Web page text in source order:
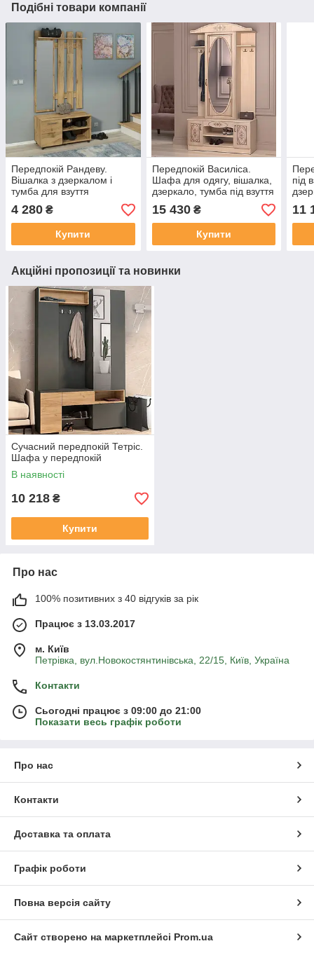
Подібні товари компанії
Передпокій Рандеву.
Вішалка з дзеркалом і
тумба для взуття
4 280 ₴
Купити
Передпокій Василіса.
Шафа для одягу, вішалка,
дзеркало, тумба під взуття
15 430₴
Купити
під
11
Акційні пропозиції та новинки
Сучасний передпокій Тетріс.
Шафа у передпокій
В наявності
10 218 ₴
Купити
Про нас
100% позитивних з 40 відгуків за рік
Працює з 13.03.2017
м. Київ
Петрівка, вул.Новокостянтинівська, 22/15, Київ, Україна
Контакти
Сьогодні працює з 09:00 до 21:00
Показати весь графік роботи
Про нас
Контакти
Доставка та оплата
Графік роботи
Повна версія сайту
Сайт створено на маркетплейсі Prom.ua